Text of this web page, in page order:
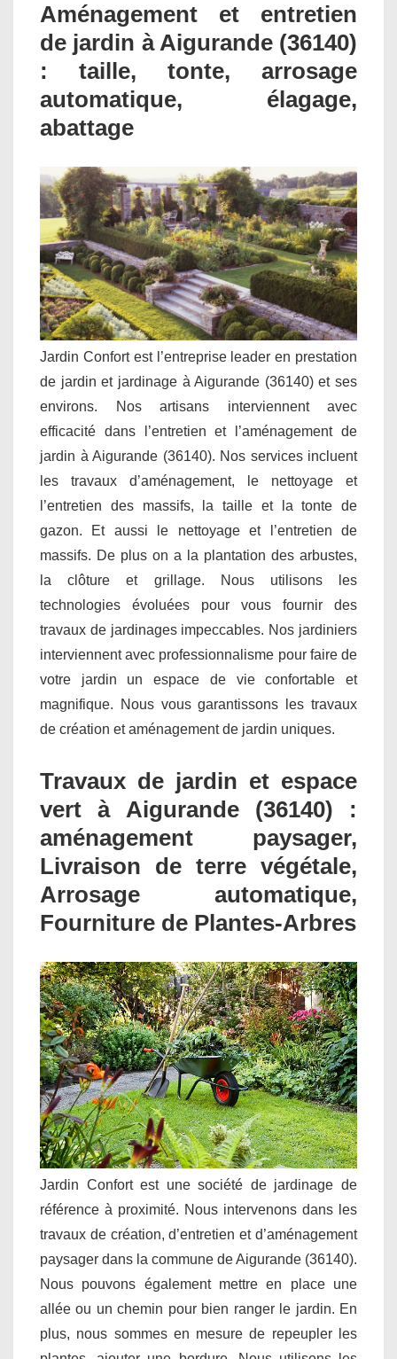
Aménagement et entretien
de jardin à Aigurande (36140)
: taille, tonte, arrosage
automatique, élagage,
abattage
Jardin Confort est l’entreprise leader en prestation
de jardin et jardinage à Aigurande (36140) et ses
environs. Nos artisans interviennent avec
efficacité dans l’entretien et l’aménagement de
jardin à Aigurande (36140). Nos services incluent
les travaux d’aménagement, le nettoyage et
l’entretien des massifs, la taille et la tonte de
gazon. Et aussi le nettoyage et l’entretien de
massifs. De plus on a la plantation des arbustes,
la clôture et grillage. Nous utilisons les
technologies évoluées pour vous fournir des
travaux de jardinages impeccables. Nos jardiniers
interviennent avec professionnalisme pour faire de
votre jardin un espace de vie confortable et
magnifique. Nous vous garantissons les travaux
de création et aménagement de jardin uniques.
Travaux de jardin et espace
vert à Aigurande (36140) :
aménagement paysager,
Livraison de terre végétale,
Arrosage automatique,
Fourniture de Plantes-Arbres
Jardin Confort est une société de jardinage de
référence à proximité. Nous intervenons dans les
travaux de création, d’entretien et d’aménagement
paysager dans la commune de Aigurande (36140).
Nous pouvons également mettre en place une
allée ou un chemin pour bien ranger le jardin. En
plus, nous sommes en mesure de repeupler les